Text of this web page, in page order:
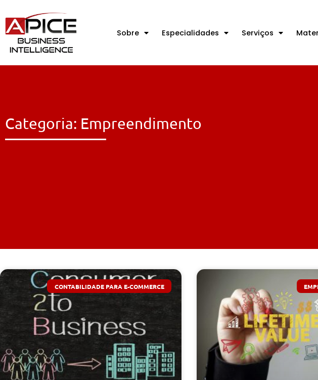
Sobre Especialidades Serviços
Categoria: Empreendimento
CONTABILIDADE PARA E-COMMERCE